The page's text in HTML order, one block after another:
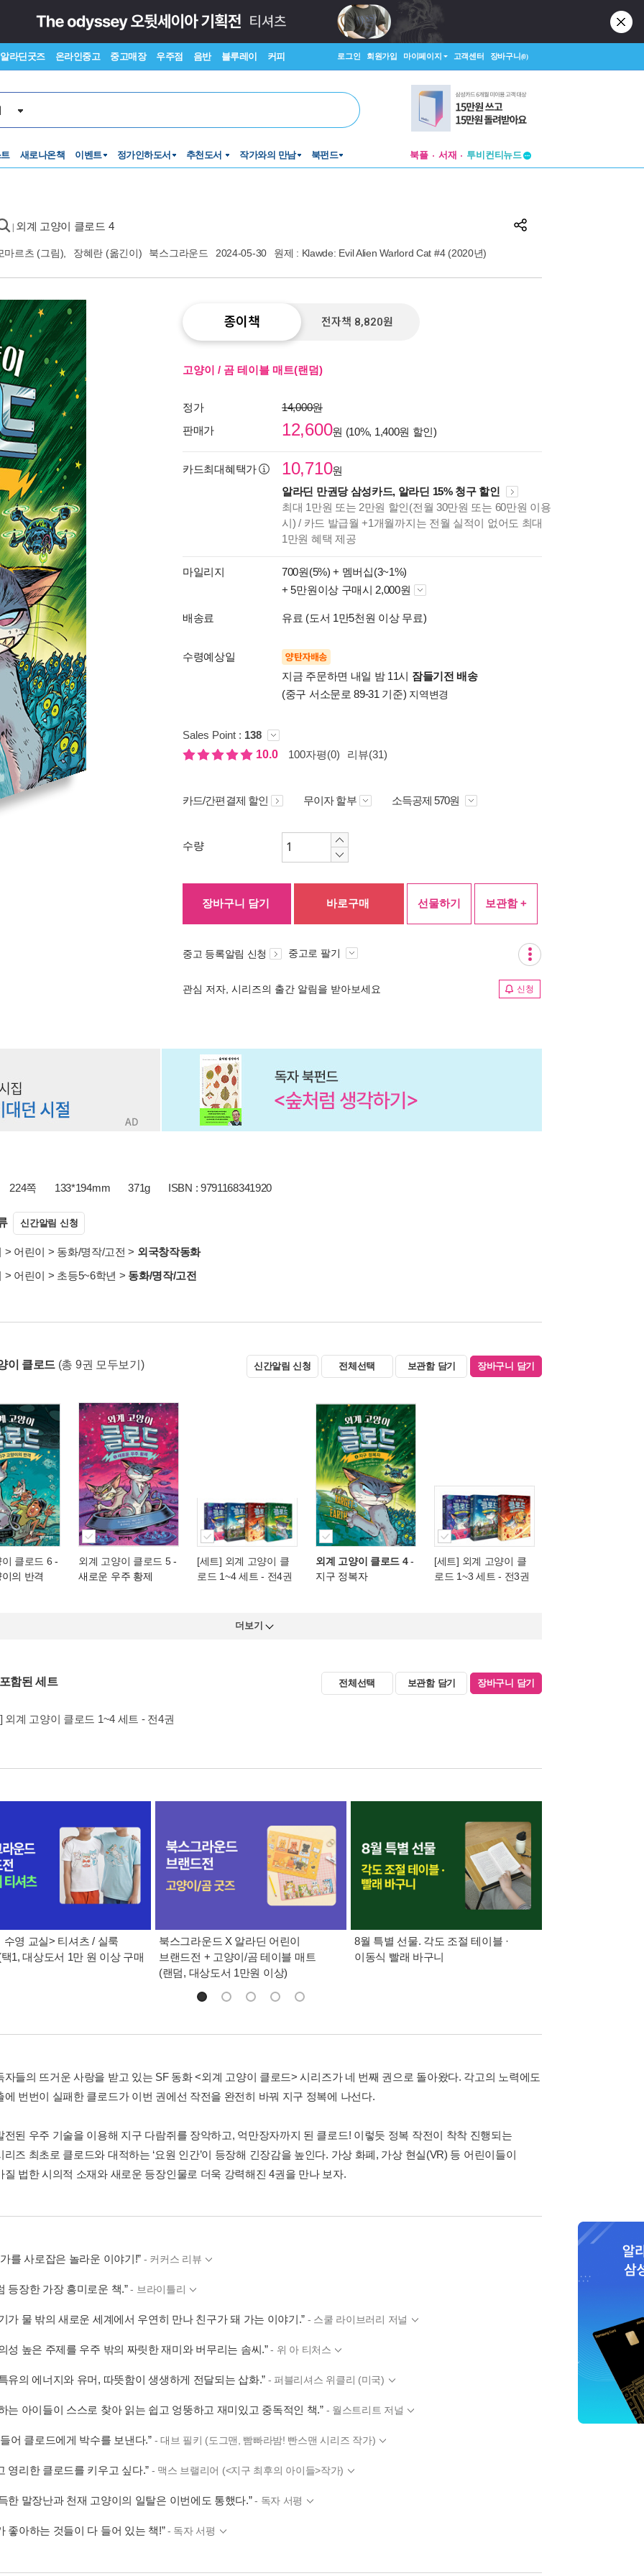
알라딘굿즈 온라인중고 중고매장 우주점 음반 블루레이 커피 로그인 회원가입 마이페이지 고객센터 장바구니(0)
새로나온책 이벤트 정가인하도서 추천도서 작가와의 만남 북펀드 북플 서재
창작플랫폼
외계 고양이 클로드 4
마르츠 (그림), 장혜란 (옮긴이) 북스그라운드 2024-05-30 원제 : Klawde: Evil Alien Warlord Cat #4 (2020년)
종이책 전자책 8,820원
고양이 / 곰 테이블 매트(랜덤)
정가
14,000원
판매가
12,600원 (10%, 1,400원 할인)
카드최대혜택가 10,710원
알라딘 만권당 삼성카드, 알라딘 15% 청구 할인
최대 1만원 또는 2만원 할인(전월 30만원 또는 60만원 이용
시) / 카드 발급월 +1개월까지는 전월 실적이 없어도 최대
1만원 혜택 제공
마일리지 700원(5%) + 멤버십(3~1%)
+ 5만원이상 구매시 2,000원
배송료 유료 (도서 1만5천원 이상 무료)
수령예상일 양탄자배송
지금 주문하면 내일 밤 11시 잠들기전 배송
(중구 서소문로 89-31 기준) 지역변경
Sales Point : 138
10.0
100자평(0) 리뷰(31)
카드/간편결제 할인 무이자 할부 소득공제 570원
수량
장바구니 담기 바로구매 선물하기 보관함 +
중고 등록알림 신청 중고로 팔기
관심 저자, 시리즈의 출간 알림을 받아보세요 신청
224쪽 133*194mm 371g ISBN : 9791168341920
신간알림 신청
> 어린이 > 동화/명작/고전 > 외국창작동화
> 어린이 > 초등5~6학년 > 동화/명작/고전
이 클로드 (총 9권 모두보기) 신간알림 신청 전체선택 보관함 담기 장바구니 담기
클로드 6 -
의 반격
외계 고양이 클로드 5-
새로운 우주 황제
[세트] 외계 고양이 클
로드 1~4 세트 - 전4권
외계 고양이 클로드 4-
지구 정복자
[세트] 외계 고양이 클
로드 1~3 세트 - 전3권
더보기
함된 세트 전체선택 보관함 담기 장바구니 담기
외계 고양이 클로드 1~4 세트 - 전4권
수영 교실> 티셔츠 / 실룩
1, 대상도서 1만 원 이상 구매
북스그라운드 X 알라딘 어린이
브랜드전 + 고양이/곰 테이블 매트
(랜덤, 대상도서 1만원 이상)
8월 특별 선물. 각도 조절 테이블 ·
이동식 빨래 바구니
자들의 뜨거운 사랑을 받고 있는 SF 동화 <외계 고양이 클로드> 시리즈가 네 번째 권으로 돌아왔다. 각고의 노력에도
에 번번이 실패한 클로드가 이번 권에선 작전을 완전히 바꿔 지구 정복에 나선다.
전된 우주 기술을 이용해 지구 다람쥐를 장악하고, 억만장자까지 된 클로드! 이렇듯 정복 작전이 착착 진행되는
리즈 최초로 클로드와 대적하는 ‘요원 인간’이 등장해 긴장감을 높인다. 가상 화폐, 가상 현실(VR) 등 어린이들이
질 법한 시의적 소재와 새로운 등장인물로 더욱 강력해진 4권을 만나 보자.
를 사로잡은 놀라운 이야기!” - 커커스 리뷰
등장한 가장 흥미로운 책.”- 브라이틀리
가 물 밖의 새로운 세계에서 우연히 만나 친구가 돼 가는 이야기.” - 스쿨 라이브러리 저널
성 높은 주제를 우주 밖의 짜릿한 재미와 버무리는 솜씨.”- 위 아 티처스
유의 에너지와 유머, 따뜻함이 생생하게 전달되는 삽화.” - 퍼블리셔스 위클리 (미국)
는 아이들이 스스로 찾아 읽는 쉽고 엉뚱하고 재미있고 중독적인 책.” - 월스트리트 저널
어 클로드에게 박수를 보낸다.” - 대브 필키 (도그맨, 빰빠라밤! 빤스맨 시리즈 작가)
영리한 클로드를 키우고 싶다.” - 맥스 브랠리어 (<지구 최후의 아이들>작가)
한 말장난과 천재 고양이의 일탈은 이번에도 통했다.”- 독자 서평
좋아하는 것들이 다 들어 있는 책!”- 독자 서평